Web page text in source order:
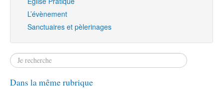
L’évènement
Sanctuaires et pèlerinages
Dans la même rubrique